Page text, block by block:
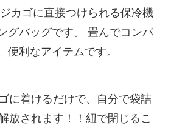
カゴに直接つけられる保冷機
グバッグです。 畳んでコンパ
便利なアイテムです。
に着けるだけで、自分で袋詰
放されます！！紐で閉じるこ